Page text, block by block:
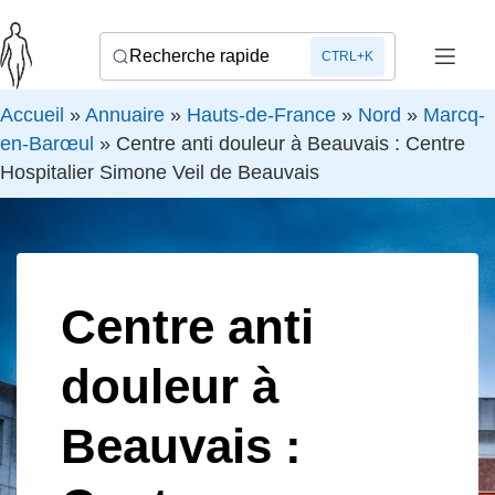
Recherche rapide CTRL+K
Accueil » Annuaire » Hauts-de-France » Nord » Marcq-
en-Barœul » Centre anti douleur à Beauvais : Centre
Hospitalier Simone Veil de Beauvais
Centre anti
douleur à
Beauvais :